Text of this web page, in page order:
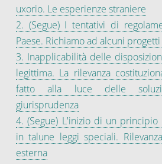
uxorio. Le esperienze straniere
2. (Segue) I tentativi di
Paese. Richiamo ad alcuni
3. Inapplicabilità delle
legittima. La rilevanza
fatto alla luce delle
giurisprudenza
4. (Segue) L'inizio di un principio
in talune leggi speciali.
esterna